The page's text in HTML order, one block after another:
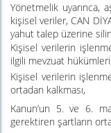
Yönetmelik uyarınca,
kişisel veriler, CAN
yahut talep üzerine
Kişisel verilerin
ilgili mevzuat
Kişisel verilerin
ortadan kalkması,
Kanun’un 5. ve 6.
gerektiren şartların